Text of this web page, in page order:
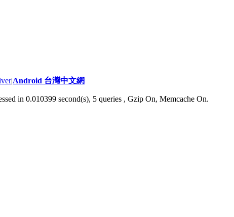
|Android 台灣中文網
in 0.010399 second(s), 5 queries , Gzip On, Memcache On.